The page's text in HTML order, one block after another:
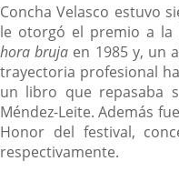
Concha Velasco estuvo
le otorgó el premio a la
hora bruja en 1985 y, un
trayectoria profesional
un libro que repasaba
Méndez-Leite. Además
Honor del festival,
respectivamente.